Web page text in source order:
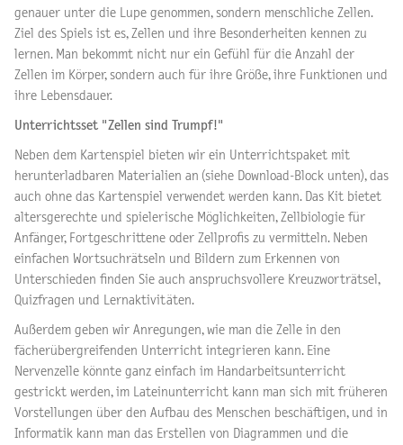
genauer unter die Lupe genommen, sondern menschliche Zellen.
Ziel des Spiels ist es, Zellen und ihre Besonderheiten kennen zu
lernen. Man bekommt nicht nur ein Gefühl für die Anzahl der
Zellen im Körper, sondern auch für ihre Größe, ihre Funktionen und
ihre Lebensdauer.
Unterrichtsset "Zellen sind Trumpf!"
Neben dem Kartenspiel bieten wir ein Unterrichtspaket mit
herunterladbaren Materialien an (siehe Download-Block unten), das
auch ohne das Kartenspiel verwendet werden kann. Das Kit bietet
altersgerechte und spielerische Möglichkeiten, Zellbiologie für
Anfänger, Fortgeschrittene oder Zellprofis zu vermitteln. Neben
einfachen Wortsuchrätseln und Bildern zum Erkennen von
Unterschieden finden Sie auch anspruchsvollere Kreuzworträtsel,
Quizfragen und Lernaktivitäten.
Außerdem geben wir Anregungen, wie man die Zelle in den
fächerübergreifenden Unterricht integrieren kann. Eine
Nervenzelle könnte ganz einfach im Handarbeitsunterricht
gestrickt werden, im Lateinunterricht kann man sich mit früheren
Vorstellungen über den Aufbau des Menschen beschäftigen, und in
Informatik kann man das Erstellen von Diagrammen und die